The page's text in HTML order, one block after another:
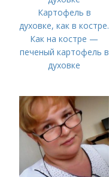
Картофель в
духовке, как в костре.
Как на костре —
печеный картофель в
духовке